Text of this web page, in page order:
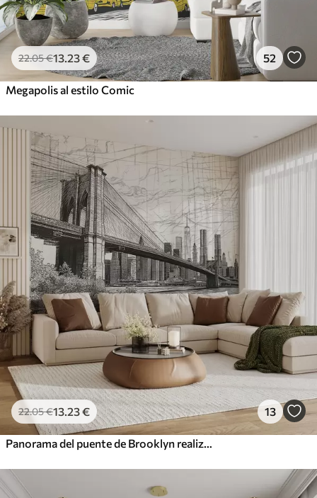
22.05€13.23€ 52
Megapolis al estilo Comic
22.05€13.23€ 13
Panorama del puente de Brooklyn realizado con una técnica retro abocetada con líneas y arañazos